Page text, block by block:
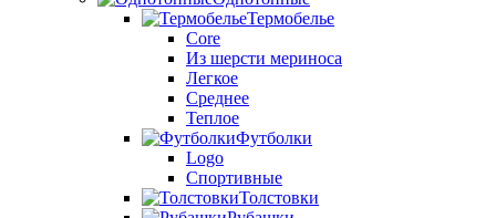
Термобелье
Core
Из шерсти мериноса
Легкое
Среднее
Теплое
Футболки
Logo
Спортивные
Толстовки